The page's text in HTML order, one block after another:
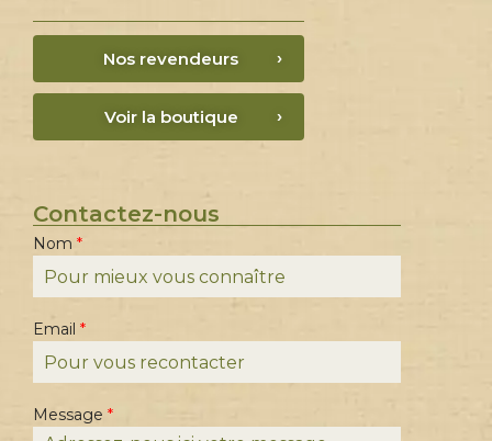
Nos revendeurs
Voir la boutique
Contactez-nous
e
t
N
m
Nom *
Email *
Message *